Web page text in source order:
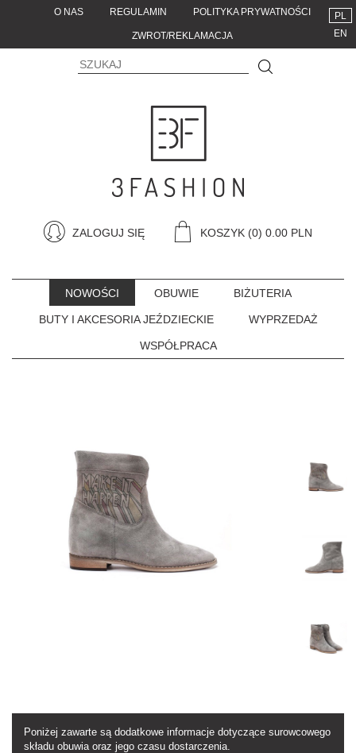
O NAS REGULAMIN POLITYKA PRYWATNOŚCI
ZWROT/REKLAMACJA
PL
EN
ZALOGUJ SIĘ KOSZYK (0) 0.00 PLN
NOWOŚCI OBUWIE BIŻUTERIA
BUTY I AKCESORIA JEŹDZIECKIE WYPRZEDAŻ
WSPÓŁPRACA
Poniżej zawarte są dodatkowe informacje dotyczące surowcowego
składu obuwia oraz jego czasu dostarczenia.